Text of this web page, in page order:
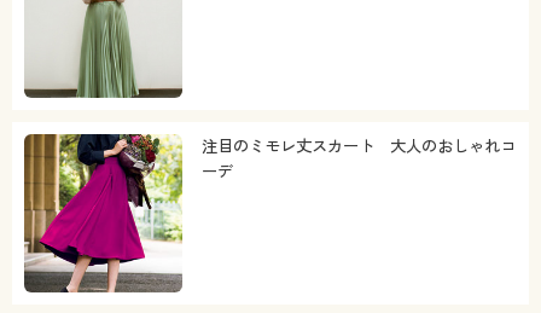
注目のミモレ丈スカート 大人のおしゃれコ
ーデ